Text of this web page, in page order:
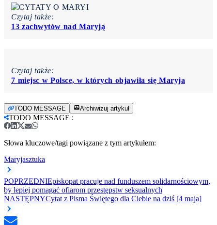
Czytaj także:
13 zachwytów nad Maryją
Czytaj także:
7 miejsc w Polsce, w których objawiła się Maryja
TODO MESSAGE Archiwizuj artykuł
TODO MESSAGE :
Słowa kluczowe/tagi powiązane z tym artykułem:
Maryjasztuka
POPRZEDNIEpiskopat pracuje nad funduszem solidarnościowym,
by lepiej pomagać ofiarom przestępstw seksualnych
NASTĘPNYCytat z Pisma Świętego dla Ciebie na dziś [4 maja]